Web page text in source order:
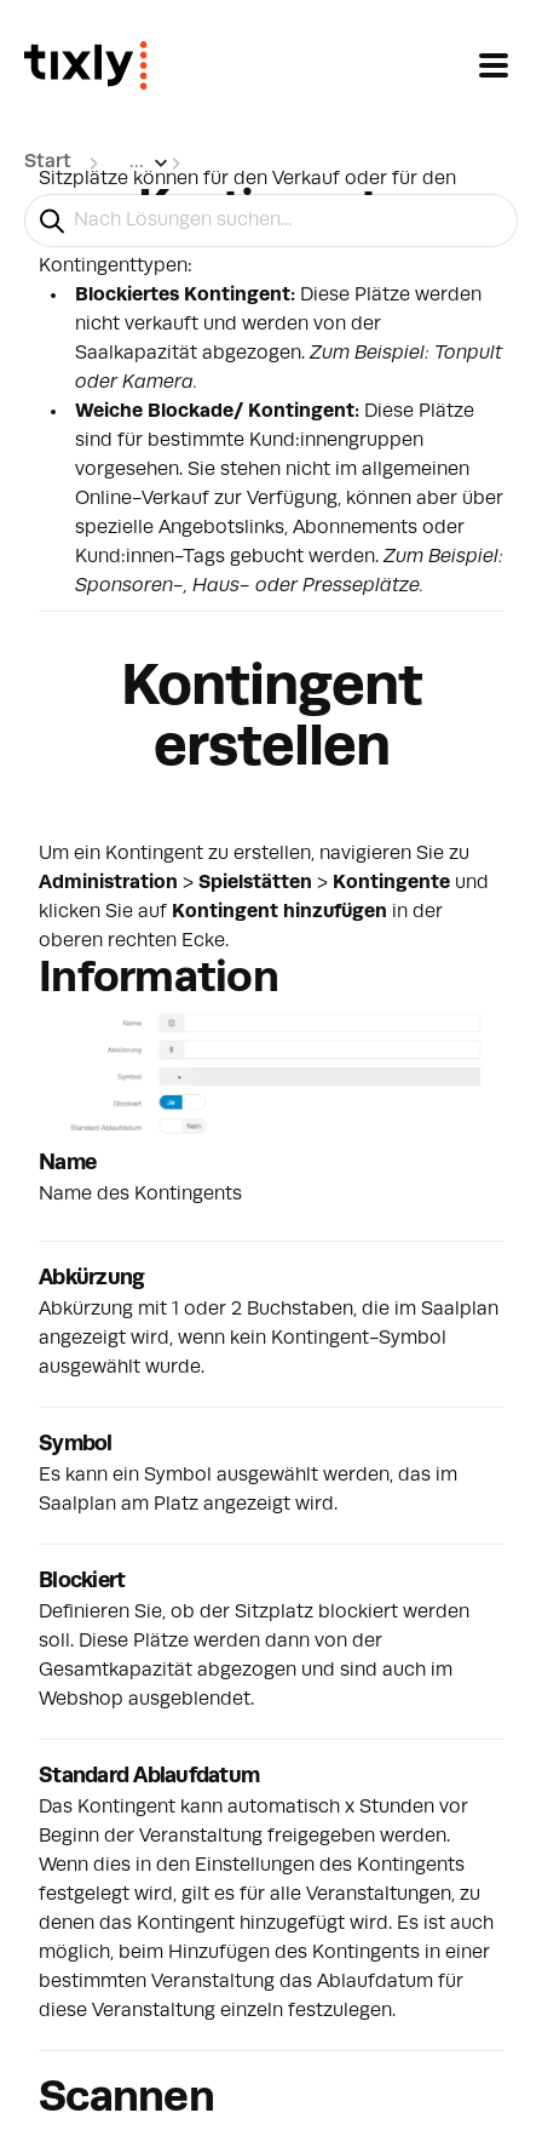
Start ...
Kontingente
Sitzplätze können für den Verkauf oder für den
lediglich für den Online-Verkauf gesperrt werden.
Tixly hat zwei verschiedene Arten von
Kontingenttypen:
Blockiertes Kontingent: Diese Plätze werden
nicht verkauft und werden von der
Saalkapazität abgezogen.Zum Beispiel: Tonpult
oder Kamera.
Weiche Blockade/ Kontingent: Diese Plätze
sind für bestimmte Kund:innengruppen
vorgesehen. Sie stehen nicht im allgemeinen
Online-Verkauf zur Verfügung, können aber über
spezielle Angebotslinks, Abonnements oder
Kund:innen-Tags gebucht werden.Zum Beispiel:
Sponsoren-, Haus- oder Presseplätze.
Kontingent
erstellen
Um ein Kontingent zu erstellen, navigieren Sie zu
Administration > Spielstätten > Kontingente und
klicken Sie auf Kontingent hinzufügen in der
oberen rechten Ecke.
Information
Name
Name des Kontingents
Abkürzung
Abkürzung mit 1 oder 2 Buchstaben, die im Saalplan
angezeigt wird, wenn kein Kontingent-Symbol
ausgewählt wurde.
Symbol
Es kann ein Symbol ausgewählt werden, das im
Saalplan am Platz angezeigt wird.
Blockiert
Definieren Sie, ob der Sitzplatz blockiert werden
soll. Diese Plätze werden dann von der
Gesamtkapazität abgezogen und sind auch im
Webshop ausgeblendet.
Standard Ablaufdatum
Das Kontingent kann automatisch x Stunden vor
Beginn der Veranstaltung freigegeben werden.
Wenn dies in den Einstellungen des Kontingents
festgelegt wird, gilt es für alle Veranstaltungen, zu
denen das Kontingent hinzugefügt wird. Es ist auch
möglich, beim Hinzufügen des Kontingents in einer
bestimmten Veranstaltung das Ablaufdatum für
diese Veranstaltung einzeln festzulegen.
Scannen